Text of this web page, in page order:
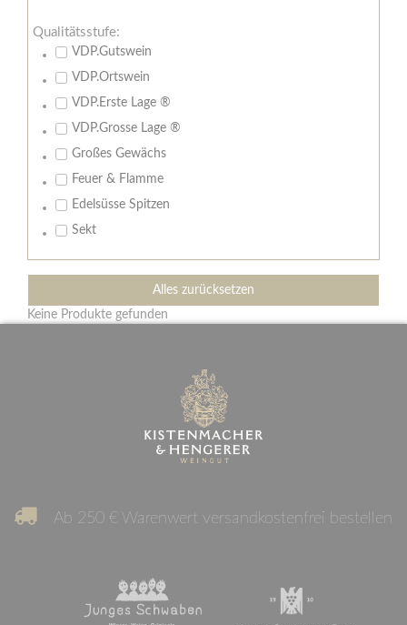
Qualitätsstufe:
VDP.Gutswein
VDP.Ortswein
VDP.Erste Lage ®
VDP.Grosse Lage ®
Großes Gewächs
Feuer & Flamme
Edelsüsse Spitzen
Sekt
Alles zurücksetzen
Keine Produkte gefunden
Ab 250 € Warenwert versandkostenfrei bestellen